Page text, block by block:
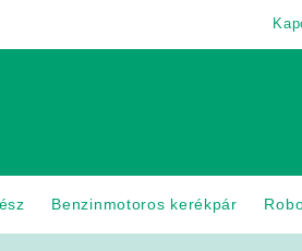
Benzinmotoros kerékpár